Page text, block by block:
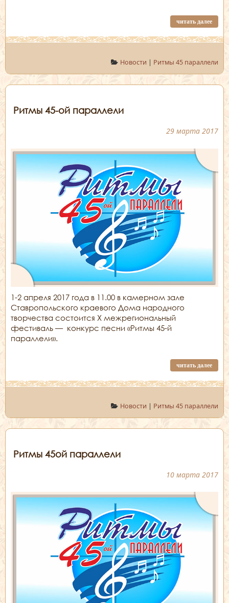
читать далее
Новости | Ритмы 45 параллели
Ритмы 45-ой параллели
29 марта 2017
1-2 апреля 2017 года в 11.00 в камерном зале
Ставропольского краевого Дома народного
творчества состоится X межрегиональный
фестиваль — конкурс песни «Ритмы 45-й
параллели».
читать далее
Новости | Ритмы 45 параллели
Ритмы 45ой параллели
10 марта 2017